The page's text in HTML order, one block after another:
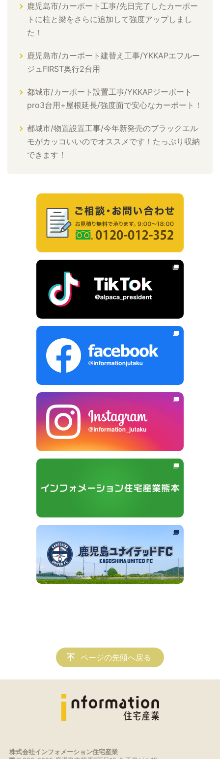
鹿児島市/カーポート工事/先日完了したカーポー
トに柱と梁をさらに追加して強度アップしまし
た！
鹿児島市/カーポート建替え工事/YKKAPエフルー
ジュFIRST奥行2台用
都城市/カーポート設置工事/YKKAPジーポート
pro3台用+屋根延長/強度面で安心なカーポート！
都城市/物置設置工事/今年新発売のブラックエル
モがカッコいいのでオススメです！たっぷり収納
できます！
ページの先頭へ戻る
株式会社インフォメーション住宅産業